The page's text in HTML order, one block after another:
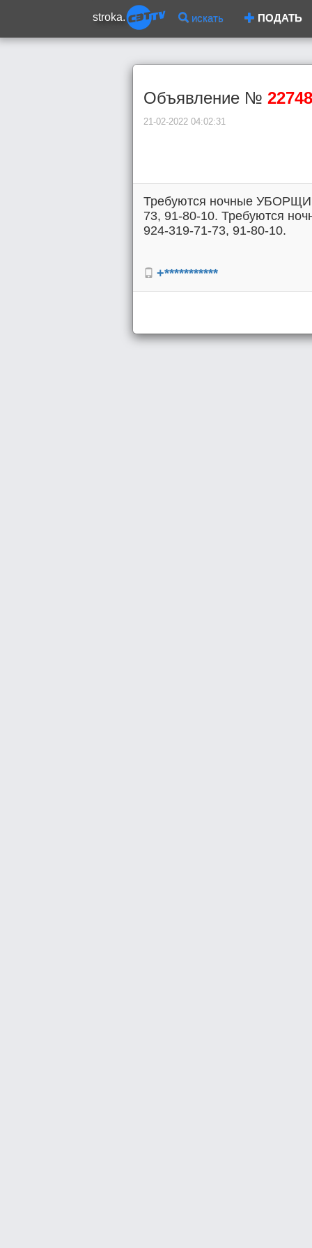
stroka. искать ПОДАТЬ
Объявление № 22748
21-02-2022 04:02:31
Требуются ночные
73, 91-80-10. Требуются
924-319-71-73, 91-80-10.
+***********